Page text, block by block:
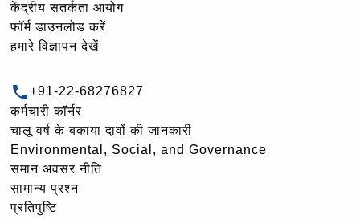
केंद्रीय सतर्कता आयोग
फॉर्म डाउनलोड करें
हमारे विज्ञापन देखें
+91-22-68276827
कर्मचारी कॉर्नर
चालू वर्ष के बकाया दावों की जानकारी
Environmental, Social, and Governance
समान अवसर नीति
सामान्य प्रश्न
प्रतिपुष्टि